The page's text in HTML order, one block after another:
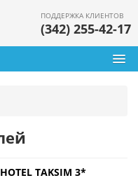
ПОДДЕРЖКА КЛИЕНТОВ
(342) 255-42-17
TAKSIM 3*